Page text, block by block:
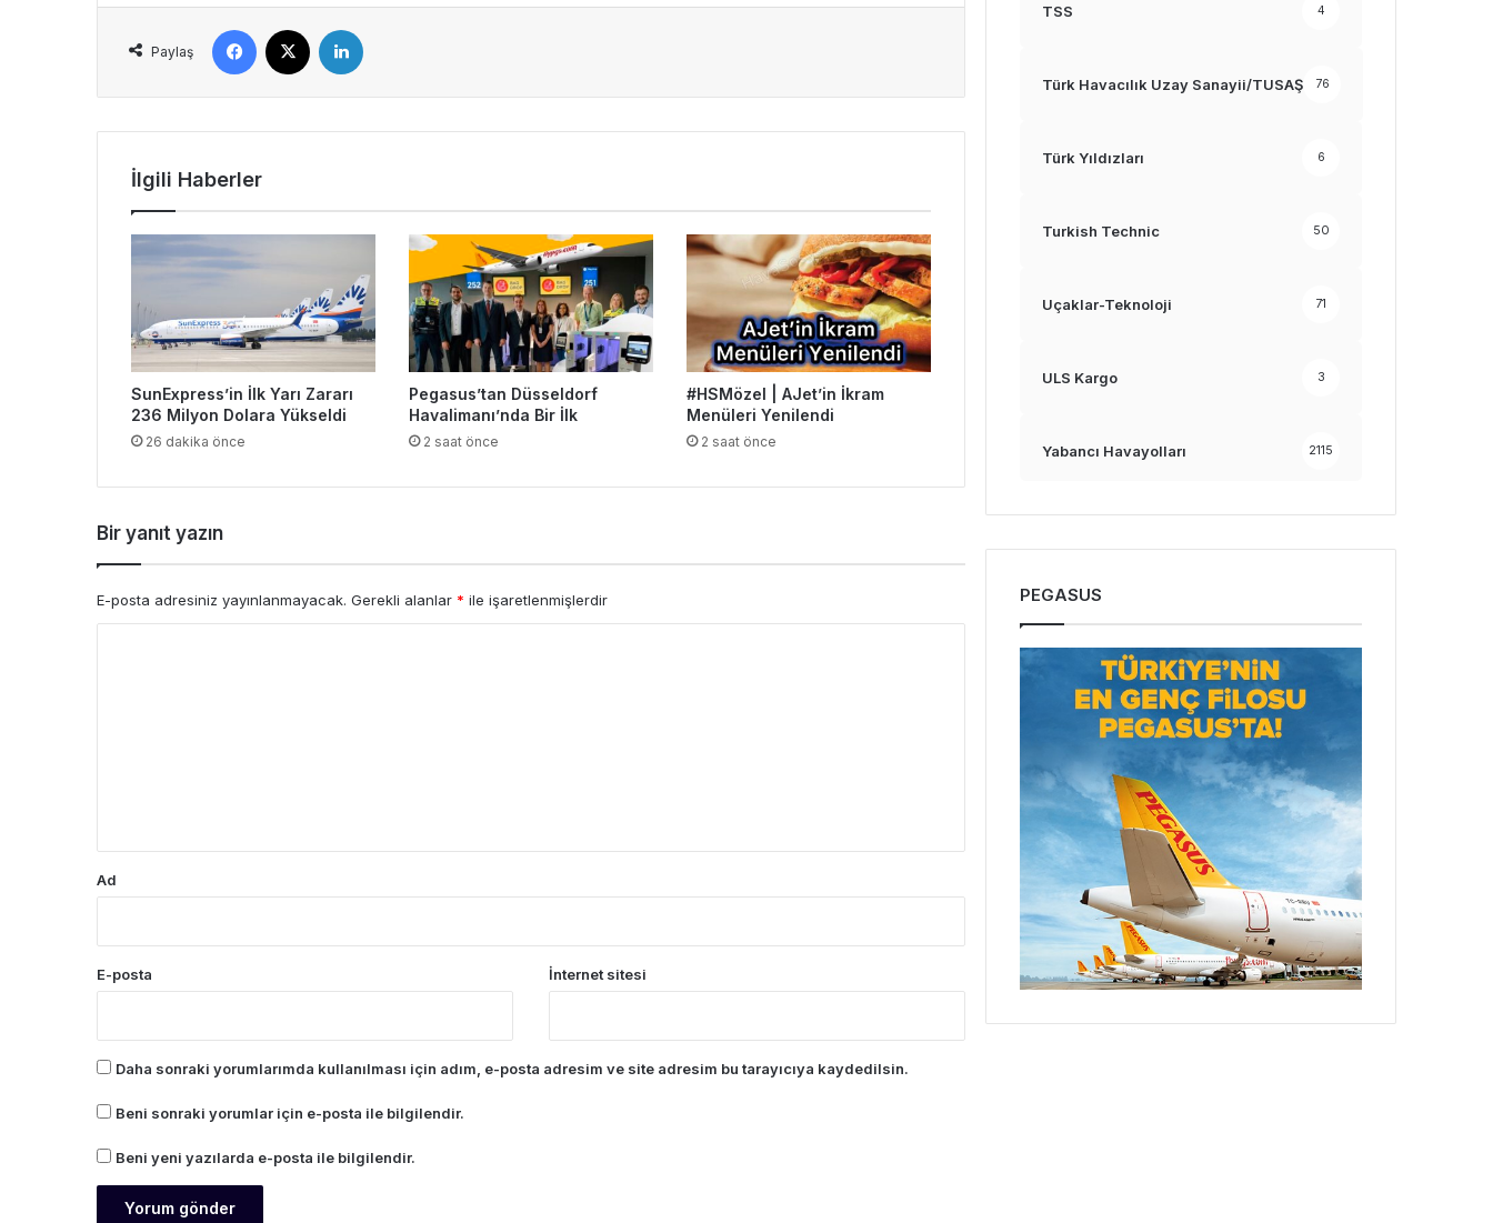
Paylaş
Facebook
İlgili Haberler
SunExpress’in İlk Yarı Zararı
236 Milyon Dolara Yükseldi
26 dakika önce
Pegasus’tan Düsseldorf
Havalimanı’nda Bir İlk
2 saat önce
#HSMözel | AJet’in İkram
Menüleri Yenilendi
2 saat önce
Bir yanıt yazın
E-posta adresiniz yayınlanmayacak. Gerekli alanlar * ile işaretlenmişlerdir
Ad
E-posta İnternet sitesi
Daha sonraki yorumlarımda kullanılması için adım, e-posta adresim ve site adresim bu tarayıcıya kaydedilsin.
Beni sonraki yorumlar için e-posta ile bilgilendir.
Beni yeni yazılarda e-posta ile bilgilendir.
TSS 4
Türk Havacılık Uzay Sanayii/TUSAŞ 76
Türk Yıldızları 6
Turkish Technic 50
Uçaklar-Teknoloji 71
ULS Kargo 3
Yabancı Havayolları 2115
PEGASUS